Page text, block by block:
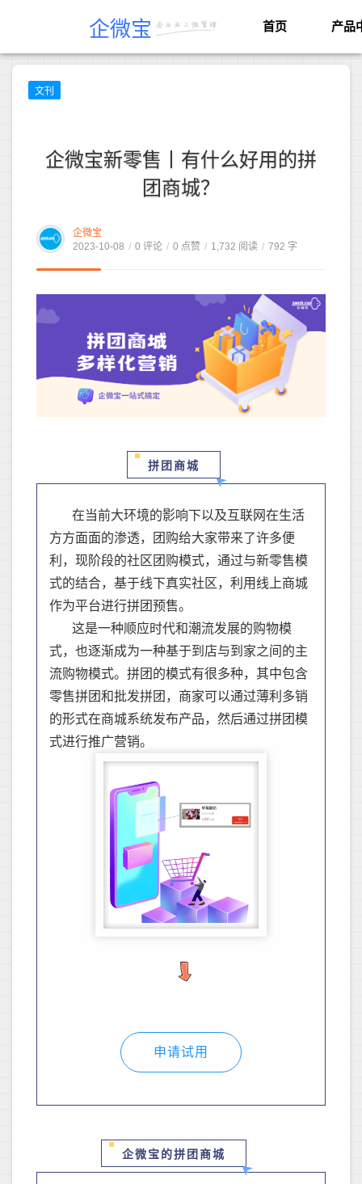
企微宝 首页 产品
文刊
企微宝新零售丨有什么好用的拼
团商城？
企微宝
2023-10-08 / 0 评论 / 0 点赞 / 1,732 阅读 / 792 字
拼团商城
在当前大环境的影响下以及互联网在生活
方方面面的渗透，
团购给大家带来了许多便
利，现阶段的社区团购模式，通过与新零售模
式的结合，基于线下真实社区，利用线上商城
作为平台进行拼团预售。
这是一种顺应时代和潮流发展的购物模
式，也逐渐成为一种基于到店与到家之间的主
流购物模式。 拼团的模式有很多种，其中包含
零售拼团和批发拼团 ，商家可以通过薄利多销
的形式在商城系统发布产品，然后通过拼团模
式进行推广营销。
申请试用
企微宝的拼团商城